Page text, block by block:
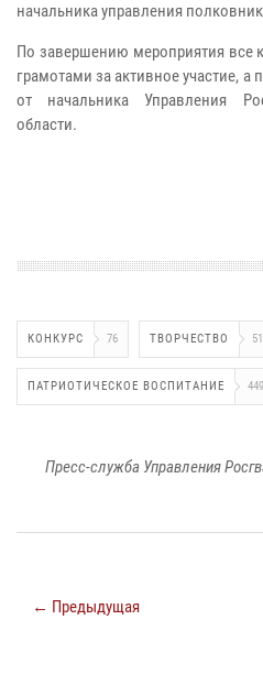
начальника управления
По завершению мероприятия все
грамотами за активное участие,
от начальника Управления
области.
КОНКУРС 76 ТВОРЧЕСТВО 51
ПАТРИОТИЧЕСКОЕ ВОСПИТАНИЕ 449
Пресс-служба Управления
← Предыдущая